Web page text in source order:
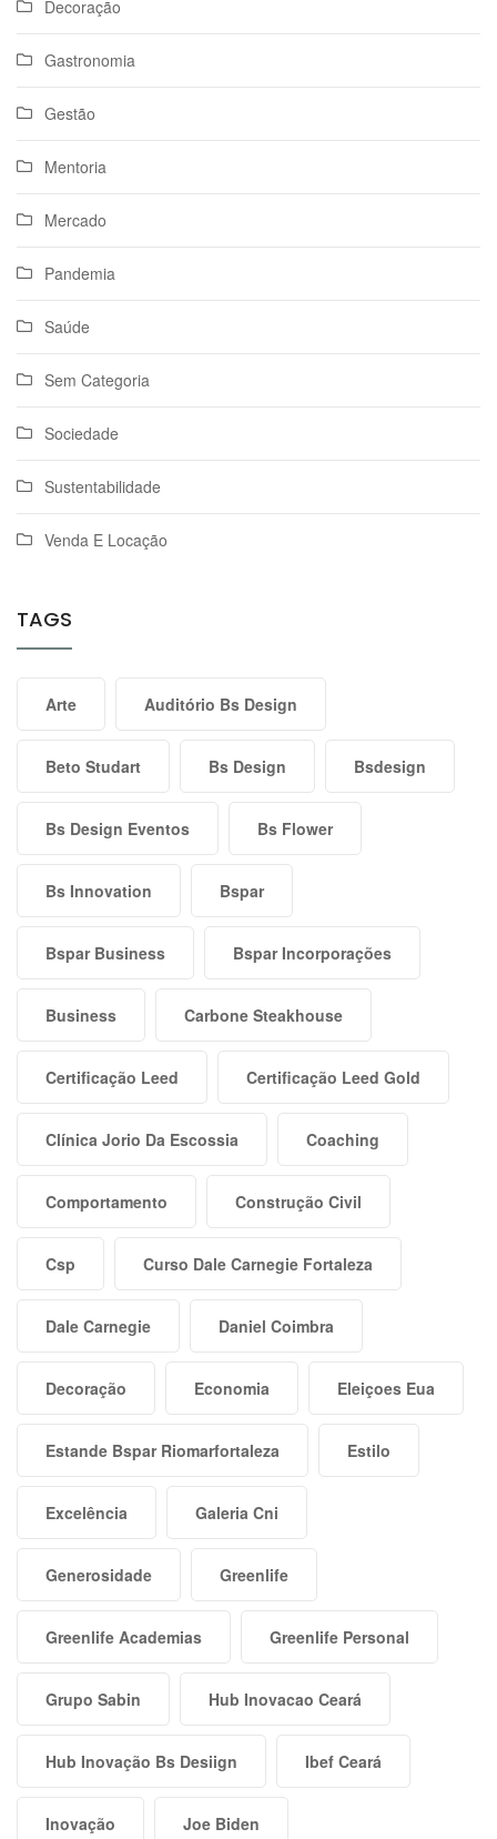
Decoração
Gastronomia
Gestão
Mentoria
Mercado
Pandemia
Saúde
Sem Categoria
Sociedade
Sustentabilidade
Venda E Locação
TAGS
Arte Auditório Bs Design
Beto Studart Bs Design Bsdesign
Bs Design Eventos Bs Flower
Bs Innovation Bspar
Bspar Business Bspar Incorporações
Business Carbone Steakhouse
Certificação Leed Certificação Leed Gold
Clínica Jorio Da Escossia Coaching
Comportamento Construção Civil
Csp Curso Dale Carnegie Fortaleza
Dale Carnegie Daniel Coimbra
Decoração Economia Eleiçoes Eua
Estande Bspar Riomarfortaleza Estilo
Excelência Galeria Cni
Generosidade Greenlife
Greenlife Academias Greenlife Personal
Grupo Sabin Hub Inovacao Ceará
Hub Inovação Bs Desiign Ibef Ceará
Inovação Joe Biden